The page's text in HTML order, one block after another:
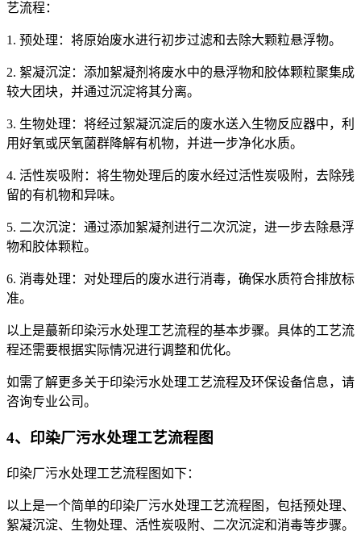
艺流程：
1. 预处理：将原始废水进行初步过滤和去除大颗粒悬浮物。
2. 絮凝沉淀：添加絮凝剂将废水中的悬浮物和胶体颗粒聚集成
较大团块，并通过沉淀将其分离。
3. 生物处理：将经过絮凝沉淀后的废水送入生物反应器中，利
用好氧或厌氧菌群降解有机物，并进一步净化水质。
4. 活性炭吸附：将生物处理后的废水经过活性炭吸附，去除残
留的有机物和异味。
5. 二次沉淀：通过添加絮凝剂进行二次沉淀，进一步去除悬浮
物和胶体颗粒。
6. 消毒处理：对处理后的废水进行消毒，确保水质符合排放标
准。
以上是蕞新印染污水处理工艺流程的基本步骤。具体的工艺流
程还需要根据实际情况进行调整和优化。
如需了解更多关于印染污水处理工艺流程及环保设备信息，请
咨询专业公司。
4、印染厂污水处理工艺流程图
印染厂污水处理工艺流程图如下：
以上是一个简单的印染厂污水处理工艺流程图，包括预处理、
絮凝沉淀、生物处理、活性炭吸附、二次沉淀和消毒等步骤。